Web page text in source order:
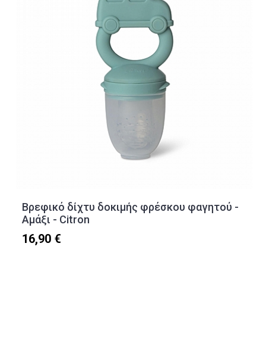
Βρεφικό δίχτυ δοκιμής φρέσκου φαγητού -
Αμάξι - Citron
16,90 €